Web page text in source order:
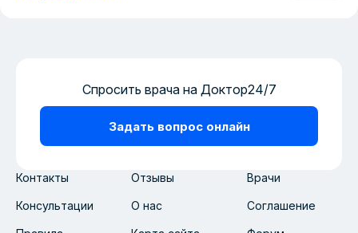
Контакты Отзывы Врачи
Консультации О нас Соглашение
Спросить врача на Доктор24/7
Задать вопрос онлайн